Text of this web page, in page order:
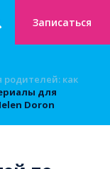
Записаться
как
для
Doron